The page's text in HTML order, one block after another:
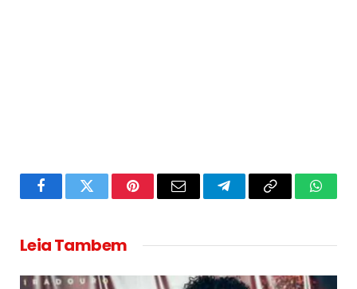
FacebookTwitter PinterestEmail TelegramCopy
Leia Tambem